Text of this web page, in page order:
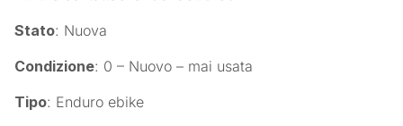
Stato: Nuova
Condizione: 0 – Nuovo – mai usata
Tipo: Enduro ebike